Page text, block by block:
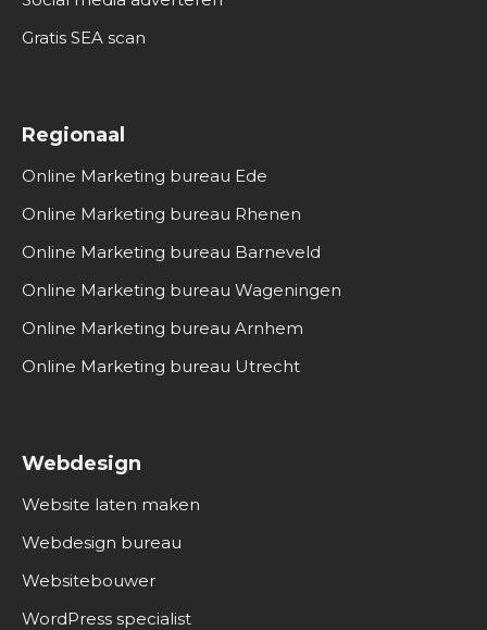
Gratis SEA scan
Regionaal
Online Marketing bureau Ede
Online Marketing bureau Rhenen
Online Marketing bureau Barneveld
Online Marketing bureau Wageningen
Online Marketing bureau Arnhem
Online Marketing bureau Utrecht
Webdesign
Website laten maken
Webdesign bureau
Websitebouwer
WordPress specialist